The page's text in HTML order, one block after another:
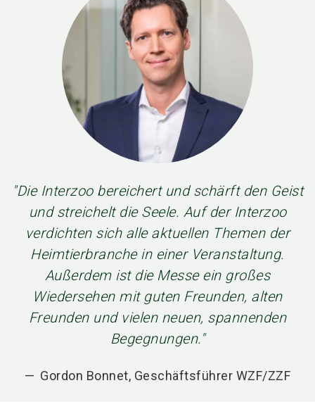
"Die Interzoo bereichert und schärft den Geist
und streichelt die Seele. Auf der Interzoo
verdichten sich alle aktuellen Themen der
Heimtierbranche in einer Veranstaltung.
Außerdem ist die Messe ein großes
Wiedersehen mit guten Freunden, alten
Freunden und vielen neuen, spannenden
Begegnungen."
Gordon Bonnet, Geschäftsführer WZF/ZZF